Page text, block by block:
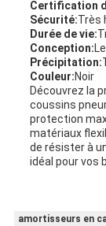
Certification
Sécurité:Très
Durée de vie:
Conception:
Précipitation:
Couleur:Noir
Découvrez la
coussins
protection
matériaux
de résister à
idéal pour vos
amortisseurs en